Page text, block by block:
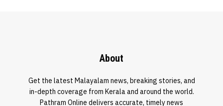
About
Get the latest Malayalam news, breaking stories, and
in-depth coverage from Kerala and around the world.
Pathram Online delivers accurate, timely news